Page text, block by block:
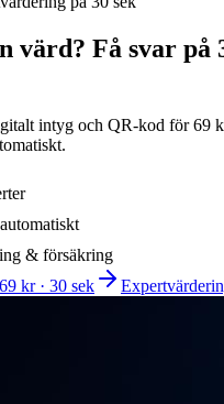
värd? Få svar på
intyg och QR-kod för 69
& försäkring
kr · 30 sek